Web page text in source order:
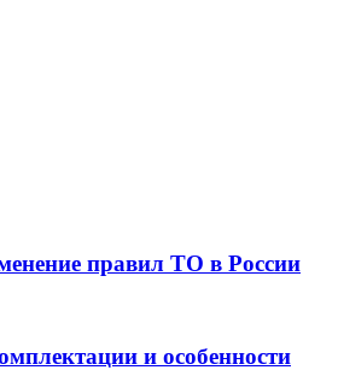
правил ТО в России
и особенности